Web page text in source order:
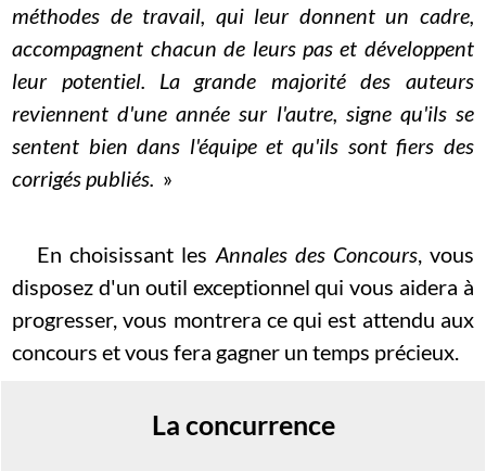
méthodes de travail, qui leur donnent un cadre,
accompagnent chacun de leurs pas et développent
leur potentiel. La grande majorité des auteurs
reviennent d'une année sur l'autre, signe qu'ils se
sentent bien dans l'équipe et qu'ils sont fiers des
corrigés publiés. »
En choisissant les Annales des Concours, vous
disposez d'un outil exceptionnel qui vous aidera à
progresser, vous montrera ce qui est attendu aux
concours et vous fera gagner un temps précieux.
La concurrence